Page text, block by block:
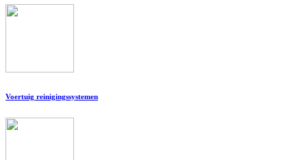
Voertuig reinigingssystemen